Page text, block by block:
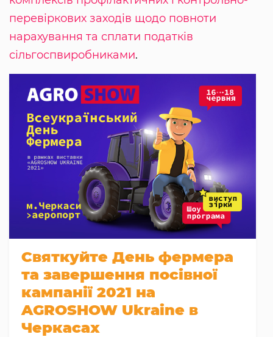
перевіркових заходів щодо повноти
нарахування та сплати податків
сільгоспвиробниками.
Святкуйте День фермера
та завершення посівної
кампанії 2021 на
AGROSHOW Ukraine в
Черкасах